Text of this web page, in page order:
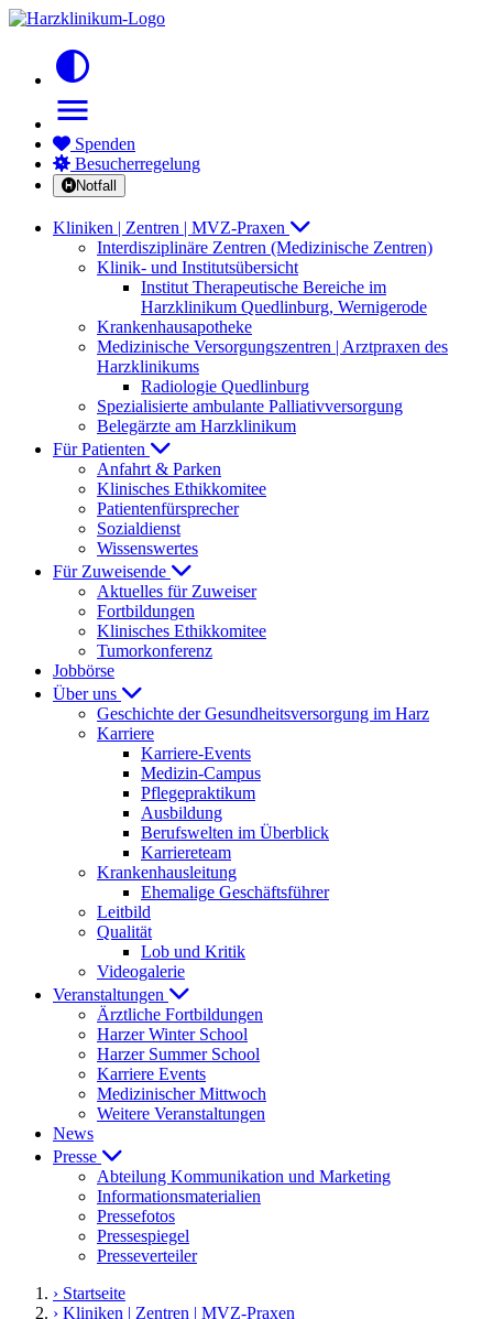
contrast
menu
Spenden
Besucherregelung
Notfall
Kliniken | Zentren | MVZ-Praxen
Interdisziplinäre Zentren (Medizinische Zentren)
Klinik- und Institutsübersicht
Institut Therapeutische Bereiche im
Harzklinikum Quedlinburg, Wernigerode
Krankenhausapotheke
Medizinische Versorgungszentren | Arztpraxen des
Harzklinikums
Radiologie Quedlinburg
Spezialisierte ambulante Palliativversorgung
Belegärzte am Harzklinikum
Für Patienten
Anfahrt & Parken
Klinisches Ethikkomitee
Patientenfürsprecher
Sozialdienst
Wissenswertes
Für Zuweisende
Aktuelles für Zuweiser
Fortbildungen
Klinisches Ethikkomitee
Tumorkonferenz
Jobbörse
Über uns
Geschichte der Gesundheitsversorgung im Harz
Karriere
Karriere-Events
Medizin-Campus
Pflegepraktikum
Ausbildung
Berufswelten im Überblick
Karriereteam
Krankenhausleitung
Ehemalige Geschäftsführer
Leitbild
Qualität
Lob und Kritik
Videogalerie
Veranstaltungen
Ärztliche Fortbildungen
Harzer Winter School
Harzer Summer School
Karriere Events
Medizinischer Mittwoch
Weitere Veranstaltungen
News
Presse
Abteilung Kommunikation und Marketing
Informationsmaterialien
Pressefotos
Pressespiegel
Presseverteiler
› Startseite
› Kliniken | Zentren | MVZ-Praxen